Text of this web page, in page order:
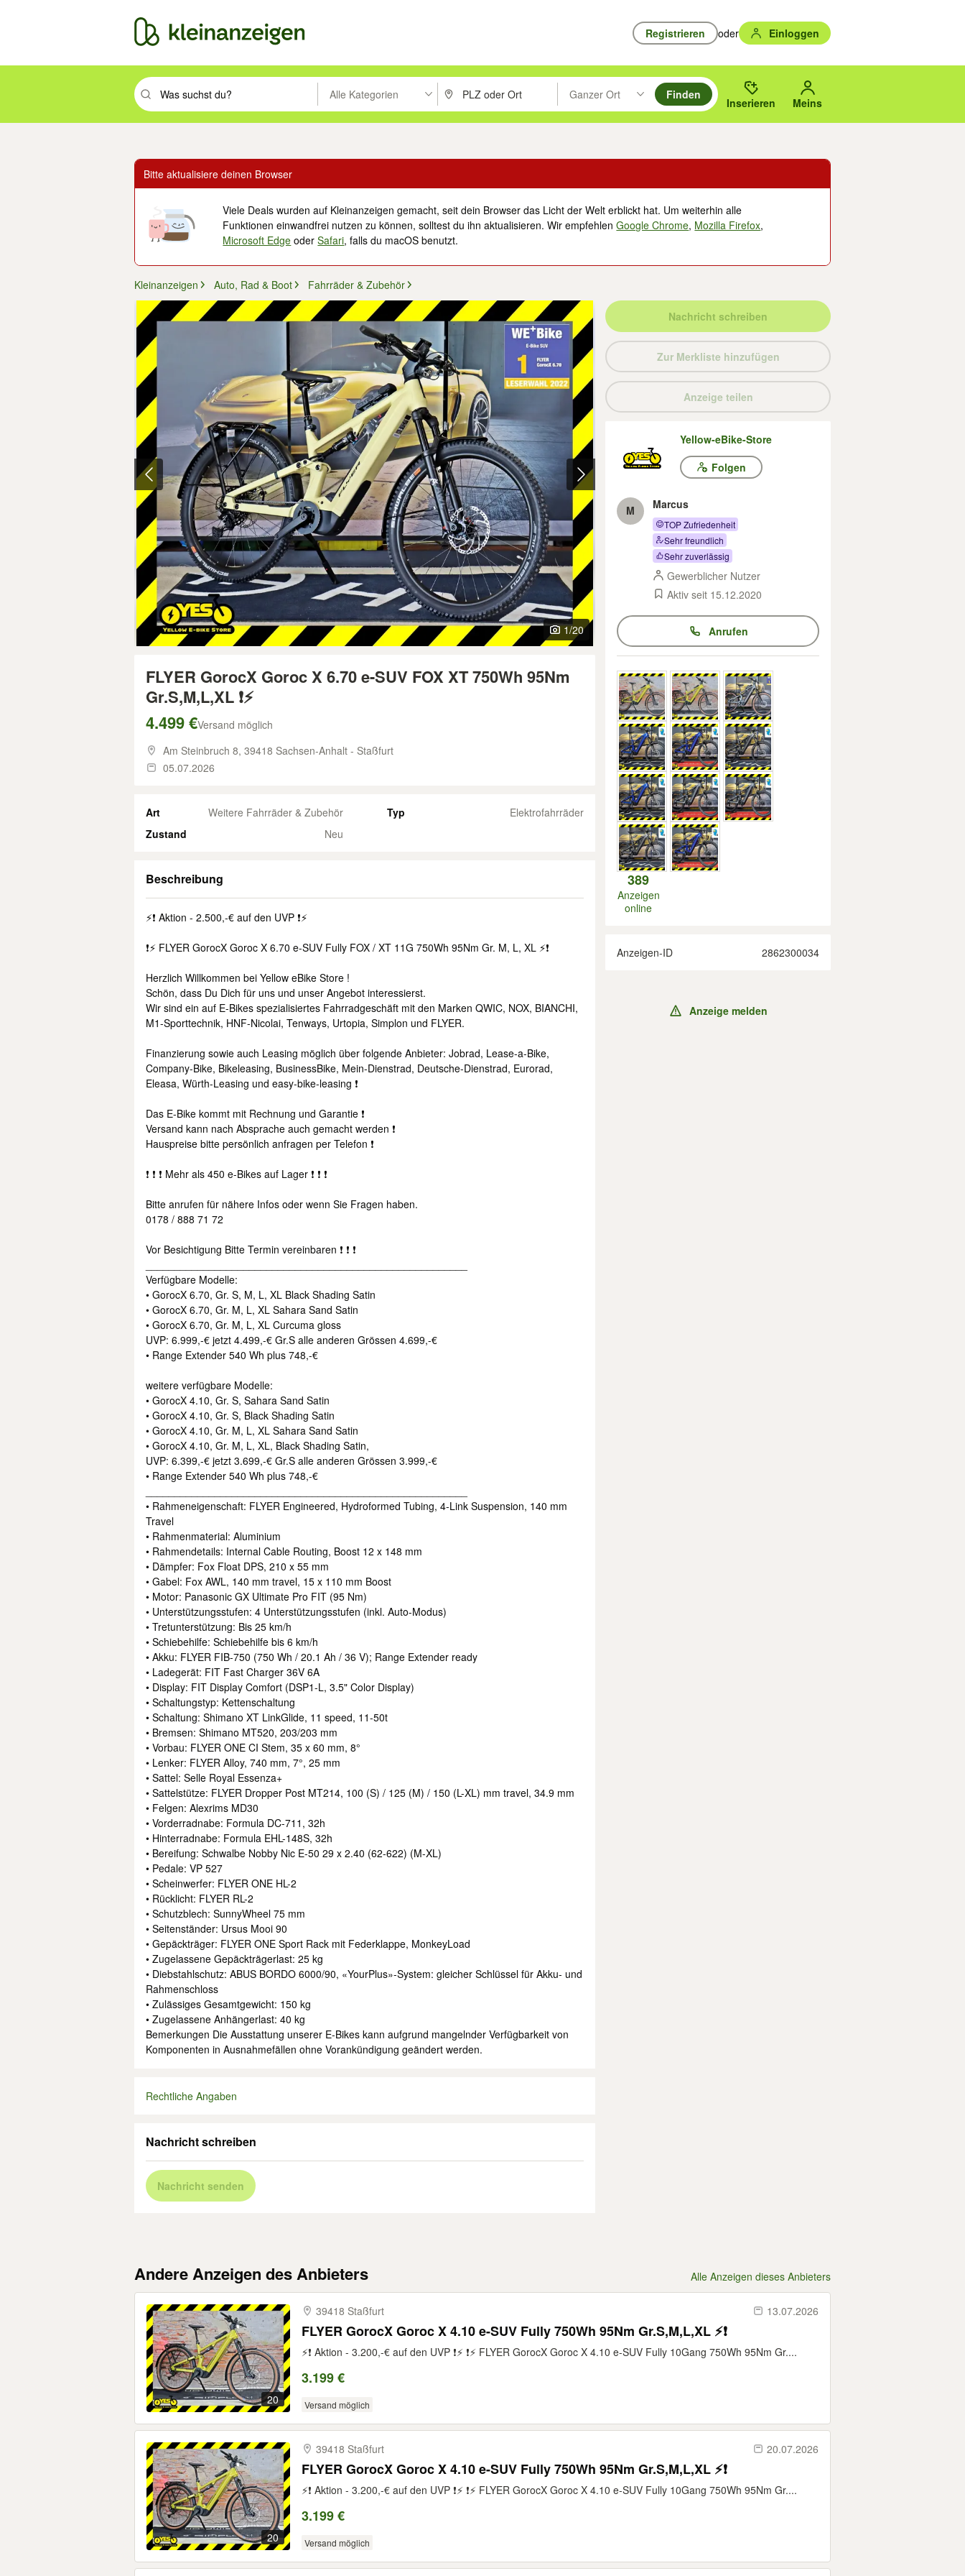
Registrieren oder Einloggen
Suchbegriff eingeben. Eingabetaste drücken um zu suchen, oder Vorschläge mit den Pfeiltasten nach oben/unten durchsuchen und mit Eingabetaste auswählen.
Alle Kategorien PLZ oder Ort eingeben. Eingabetaste drücken um zu suchen, oder Vorschläge mit den Pfeiltasten nach oben/
Ganzer Ort
Suche im Umkreis des gewählten Orts oder PLZ.
Finden
Inserieren Meins
Bitte aktualisiere deinen Browser
Viele Deals wurden auf Kleinanzeigen gemacht, seit dein Browser das Licht der Welt erblickt hat. Um weiterhin alle
Funktionen einwandfrei nutzen zu können, solltest du ihn aktualisieren. Wir empfehlenGoogle Chrome, Mozilla Firefox,
Microsoft Edge oderSafari, falls du macOS benutzt.
Kleinanzeigen Auto, Rad & Boot Fahrräder & Zubehör
1/20
FLYER GorocX Goroc X 6.70 e-SUV FOX XT 750Wh 95Nm
Gr.S,M,L,XL ❗⚡
4.499 €Versand möglich
Am Steinbruch 8, 39418 Sachsen-Anhalt - Staßfurt
05.07.2026
Art Weitere Fahrräder & Zubehör Typ
Elektrofahrräder
Zustand
Neu
Beschreibung
⚡❗ Aktion - 2.500,-€ auf den UVP ❗⚡
❗⚡ FLYER GorocX Goroc X 6.70 e-SUV Fully FOX / XT 11G 750Wh 95Nm Gr. M, L, XL ⚡❗
Herzlich Willkommen bei Yellow eBike Store !
Schön, dass Du Dich für uns und unser Angebot interessierst.
Wir sind ein auf E-Bikes spezialisiertes Fahrradgeschäft mit den Marken QWIC, NOX, BIANCHI,
M1-Sporttechnik, HNF-Nicolai, Tenways, Urtopia, Simplon und FLYER.
Finanzierung sowie auch Leasing möglich über folgende Anbieter: Jobrad, Lease-a-Bike,
Company-Bike, Bikeleasing, BusinessBike, Mein-Dienstrad, Deutsche-Dienstrad, Eurorad,
Eleasa, Würth-Leasing und easy-bike-leasing ❗
Das E-Bike kommt mit Rechnung und Garantie ❗
Versand kann nach Absprache auch gemacht werden ❗
Hauspreise bitte persönlich anfragen per Telefon ❗
❗ ❗ ❗ Mehr als 450 e-Bikes auf Lager ❗ ❗ ❗
Bitte anrufen für nähere Infos oder wenn Sie Fragen haben.
0178 / 888 71 72
Vor Besichtigung Bitte Termin vereinbaren ❗ ❗ ❗
Verfügbare Modelle:
• GorocX 6.70, Gr. S, M, L, XL Black Shading Satin
• GorocX 6.70, Gr. M, L, XL Sahara Sand Satin
• GorocX 6.70, Gr. M, L, XL Curcuma gloss
UVP: 6.999,-€ jetzt 4.499,-€ Gr.S alle anderen Grössen 4.699,-€
• Range Extender 540 Wh plus 748,-€
weitere verfügbare Modelle:
• GorocX 4.10, Gr. S, Sahara Sand Satin
• GorocX 4.10, Gr. S, Black Shading Satin
• GorocX 4.10, Gr. M, L, XL Sahara Sand Satin
• GorocX 4.10, Gr. M, L, XL, Black Shading Satin,
UVP: 6.399,-€ jetzt 3.699,-€ Gr.S alle anderen Grössen 3.999,-€
• Range Extender 540 Wh plus 748,-€
• Rahmeneigenschaft: FLYER Engineered, Hydroformed Tubing, 4-Link Suspension, 140 mm
Travel
• Rahmenmaterial: Aluminium
• Rahmendetails: Internal Cable Routing, Boost 12 x 148 mm
• Dämpfer: Fox Float DPS, 210 x 55 mm
• Gabel: Fox AWL, 140 mm travel, 15 x 110 mm Boost
• Motor: Panasonic GX Ultimate Pro FIT (95 Nm)
• Unterstützungsstufen: 4 Unterstützungsstufen (inkl. Auto-Modus)
• Tretunterstützung: Bis 25 km/h
• Schiebehilfe: Schiebehilfe bis 6 km/h
• Akku: FLYER FIB-750 (750 Wh / 20.1 Ah / 36 V); Range Extender ready
• Ladegerät: FIT Fast Charger 36V 6A
• Display: FIT Display Comfort (DSP1-L, 3.5" Color Display)
• Schaltungstyp: Kettenschaltung
• Schaltung: Shimano XT LinkGlide, 11 speed, 11-50t
• Bremsen: Shimano MT520, 203/203 mm
• Vorbau: FLYER ONE CI Stem, 35 x 60 mm, 8°
• Lenker: FLYER Alloy, 740 mm, 7°, 25 mm
• Sattel: Selle Royal Essenza+
• Sattelstütze: FLYER Dropper Post MT214, 100 (S) / 125 (M) / 150 (L-XL) mm travel, 34.9 mm
• Felgen: Alexrims MD30
• Vorderradnabe: Formula DC-711, 32h
• Hinterradnabe: Formula EHL-148S, 32h
• Bereifung: Schwalbe Nobby Nic E-50 29 x 2.40 (62-622) (M-XL)
• Pedale: VP 527
• Scheinwerfer: FLYER ONE HL-2
• Rücklicht: FLYER RL-2
• Schutzblech: SunnyWheel 75 mm
• Seitenständer: Ursus Mooi 90
• Gepäckträger: FLYER ONE Sport Rack mit Federklappe, MonkeyLoad
• Zugelassene Gepäckträgerlast: 25 kg
• Diebstahlschutz: ABUS BORDO 6000/90, «YourPlus»-System: gleicher Schlüssel für Akku- und
Rahmenschloss
• Zulässiges Gesamtgewicht: 150 kg
• Zugelassene Anhängerlast: 40 kg
Bemerkungen Die Ausstattung unserer E-Bikes kann aufgrund mangelnder Verfügbarkeit von
Komponenten in Ausnahmefällen ohne Vorankündigung geändert werden.
Rechtliche Angaben
Nachricht schreiben
Nachricht senden
Nachricht schreiben
Zur Merkliste hinzufügen
Anzeige teilen
Yellow-eBike-Store
Folgen
M Marcus
TOP Zufriedenheit
Sehr freundlich
Sehr zuverlässig
Gewerblicher Nutzer
Aktiv seit 15.12.2020
Anrufen
389
Anzeigen
online
Anzeigen-ID 2862300034
Anzeige melden
Andere Anzeigen des Anbieters Alle Anzeigen dieses Anbieters
20
39418 Staßfurt 13.07.2026
FLYER GorocX Goroc X 4.10 e-SUV Fully 750Wh 95Nm Gr.S,M,L,XL ⚡❗
⚡❗ Aktion - 3.200,-€ auf den UVP ❗⚡ ❗⚡ FLYER GorocX Goroc X 4.10 e-SUV Fully 10Gang 750Wh 95Nm Gr....
3.199 €
Versand möglich
20
39418 Staßfurt 20.07.2026
FLYER GorocX Goroc X 4.10 e-SUV Fully 750Wh 95Nm Gr.S,M,L,XL ⚡❗
⚡❗ Aktion - 3.200,-€ auf den UVP ❗⚡ ❗⚡ FLYER GorocX Goroc X 4.10 e-SUV Fully 10Gang 750Wh 95Nm Gr....
3.199 €
Versand möglich